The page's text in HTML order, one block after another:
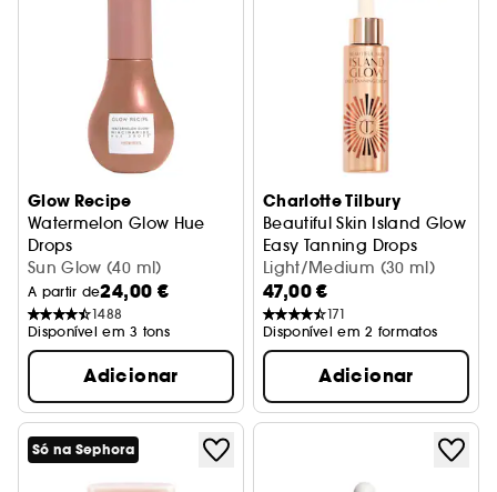
Glow Recipe
Watermelon Glow Hue
Drops
Gotas com cor com niacinamida
Sun Glow (40 ml)
A partir de24,00 €
1488
Disponível em 3 tons
Adicionar
Charlotte Tilbury
Beautiful Skin Island Glow
Easy Tanning Drops
Gotas autobronzeadoras
Light/Medium (30 ml)
47,00 €
171
Disponível em 2 formatos
Adicionar
Só na Sephora